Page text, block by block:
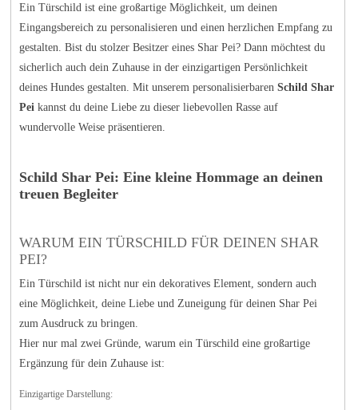
Ein Türschild ist eine großartige Möglichkeit, um deinen
Eingangsbereich zu personalisieren und einen herzlichen Empfang zu
gestalten. Bist du stolzer Besitzer eines Shar Pei? Dann möchtest du
sicherlich auch dein Zuhause in der einzigartigen Persönlichkeit
deines Hundes gestalten. Mit unserem personalisierbaren Schild Shar
Pei kannst du deine Liebe zu dieser liebevollen Rasse auf
wundervolle Weise präsentieren.
Schild Shar Pei: Eine kleine Hommage an deinen
treuen Begleiter
WARUM EIN TÜRSCHILD FÜR DEINEN SHAR
PEI?
Ein Türschild ist nicht nur ein dekoratives Element, sondern auch
eine Möglichkeit, deine Liebe und Zuneigung für deinen Shar Pei
zum Ausdruck zu bringen.
Hier nur mal zwei Gründe, warum ein Türschild eine großartige
Ergänzung für dein Zuhause ist:
Einzigartige Darstellung: